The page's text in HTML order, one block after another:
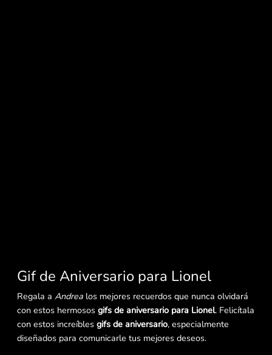
Gif de Aniversario para Lionel
Regala a Andrea los mejores recuerdos que nunca olvidará
con estos hermosos gifs de aniversario para Lionel. Felicítala
con estos increíbles gifs de aniversario, especialmente
diseñados para comunicarle tus mejores deseos.